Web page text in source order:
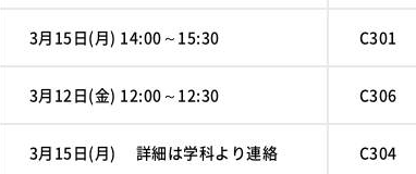
3月15日(月) 14:00～15:30 C301
3月12日(金) 12:00～12:30 C306
3月15日(月) 詳細は学科より連絡 C304